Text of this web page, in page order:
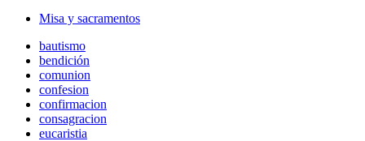
Misa y sacramentos
bautismo
bendición
comunion
confesion
confirmacion
consagracion
eucaristia